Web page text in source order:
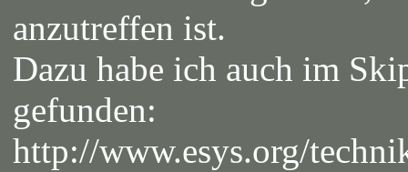
anzutreffen ist.
Dazu habe ich auch im
gefunden:
http://www.esys.org/